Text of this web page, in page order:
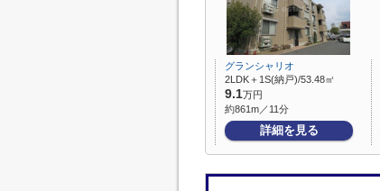
グランシャリオ
2LDK＋1S(納戸)/53.48㎡
9.1万円
約861m／11分
詳細を見る